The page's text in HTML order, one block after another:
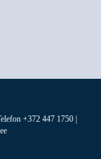
+372 447 1750 |